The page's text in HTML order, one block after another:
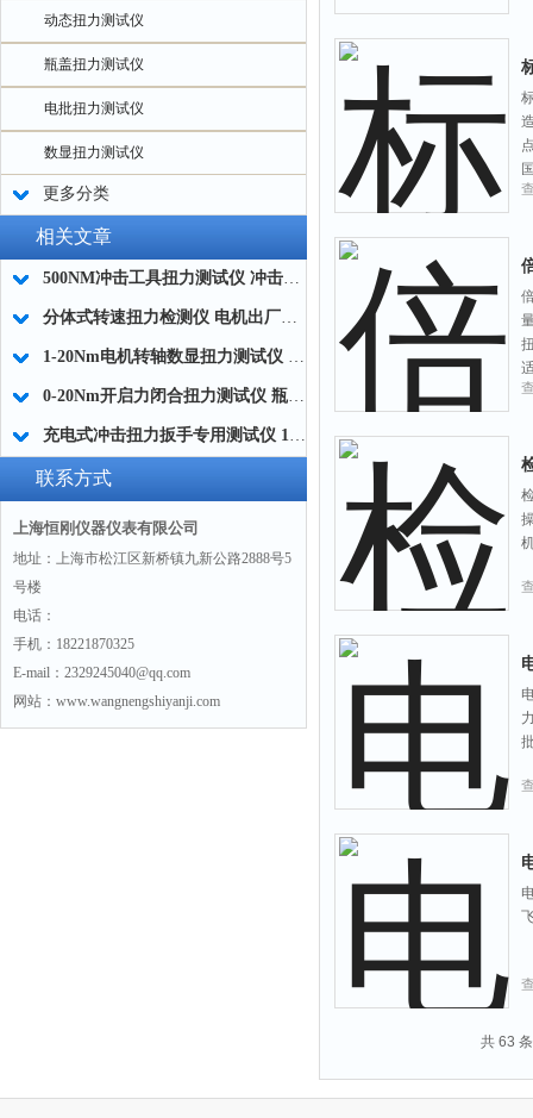
动态扭力测试仪
瓶盖扭力测试仪
电批扭力测试仪
数显扭力测试仪
更多分类
相关文章
500NM冲击工具扭力测试仪 冲击扭力计 冲击型扭矩仪厂家
分体式转速扭力检测仪 电机出厂质检扭力测试仪0-1000NM生产商
1-20Nm电机转轴数显扭力测试仪 精密转轴数显扭矩测量仪
0-20Nm开启力闭合扭力测试仪 瓶盖扭矩数显测定仪
充电式冲击扭力扳手专用测试仪 10-200NM量程适配
联系方式
上海恒刚仪器仪表有限公司
地址：上海市松江区新桥镇九新公路2888号5
号楼
电话：
手机：18221870325
E-mail：2329245040@qq.com
网站：www.wangnengshiyanji.com
共 63